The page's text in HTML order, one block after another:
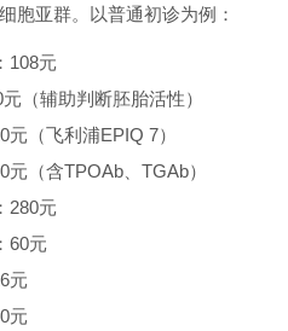
胞亚群。以普通初诊为例：
108元
（辅助判断胚胎活性）
元（飞利浦EPIQ 7）
元（含TPOAb、TGAb）
280元
60元
元
元